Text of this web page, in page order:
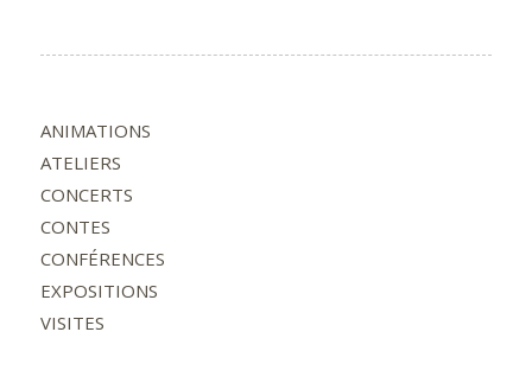
ANIMATIONS
ATELIERS
CONCERTS
CONTES
CONFÉRENCES
EXPOSITIONS
VISITES